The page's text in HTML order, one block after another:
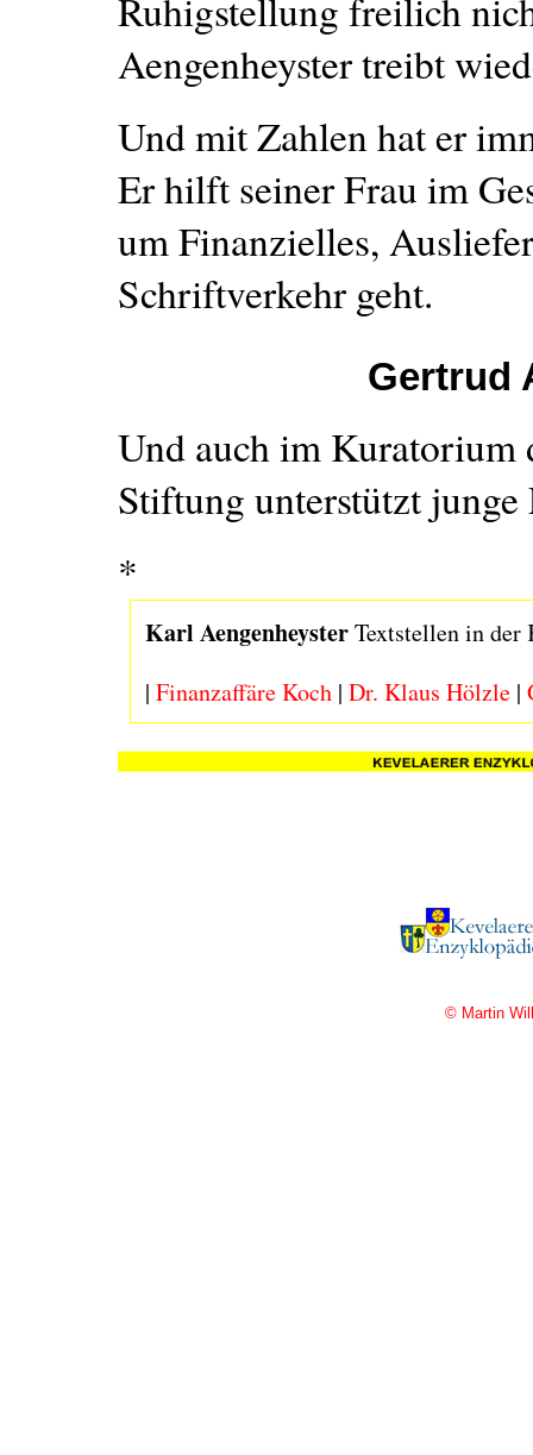
Ruhigstellung freilich
Aengenheyster treibt
Und mit Zahlen hat er
Er hilft seiner Frau im
um Finanzielles,
Schriftverkehr geht.
Gertrud
Und auch im Kuratorium
Stiftung unterstützt
*
Karl AengenheysterTextstellen in der
| Finanzaffäre Koch | Dr. Klaus Hölzle |
© Martin